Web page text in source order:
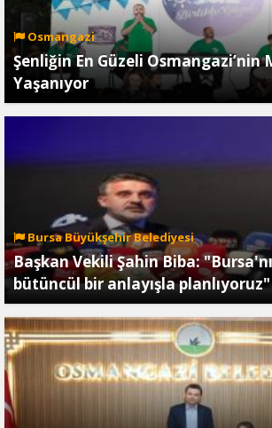
Osmangazi
Şenliğin En Güzeli
Yaşanıyor
Bursa Büyükşehir Belediyesi
Başkan Vekili Şahin Biba:
bütüncül bir anlayışla planlıyoruz"